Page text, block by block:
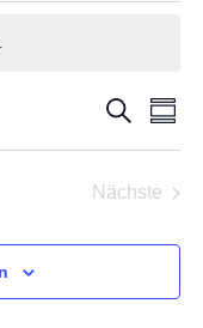
und
Suche
Nächste